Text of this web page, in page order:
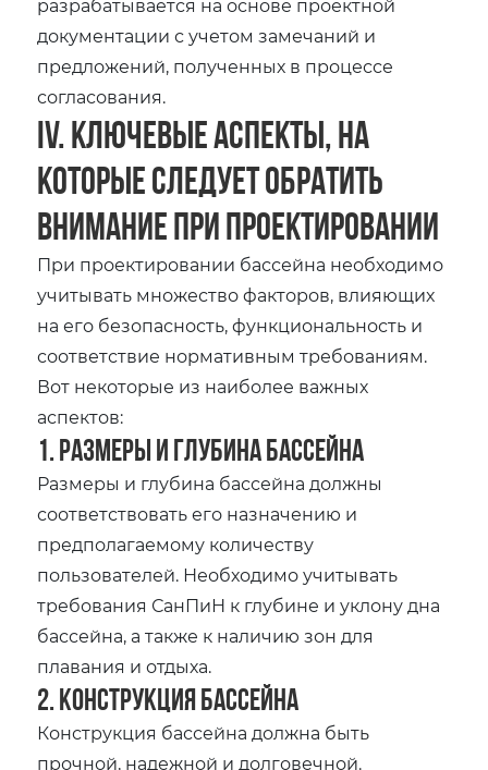
разрабатывается на основе проектной
документации с учетом замечаний и
предложений, полученных в процессе
согласования.
IV. Ключевые аспекты, на
которые следует обратить
внимание при проектировании
При проектировании бассейна необходимо
учитывать множество факторов, влияющих
на его безопасность, функциональность и
соответствие нормативным требованиям.
Вот некоторые из наиболее важных
аспектов:
1. Размеры и глубина бассейна
Размеры и глубина бассейна должны
соответствовать его назначению и
предполагаемому количеству
пользователей. Необходимо учитывать
требования СанПиН к глубине и уклону дна
бассейна, а также к наличию зон для
плавания и отдыха.
2. Конструкция бассейна
Конструкция бассейна должна быть
прочной, надежной и долговечной.